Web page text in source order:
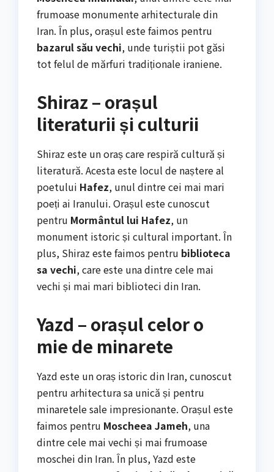
frumoase monumente arhitecturale din
Iran. În plus, orașul este faimos pentru
bazarul său vechi, unde turiștii pot găsi
tot felul de mărfuri tradiționale iraniene.
Shiraz – orașul
literaturii și culturii
Shiraz este un oraș care respiră cultură și
literatură. Acesta este locul de naștere al
poetului Hafez, unul dintre cei mai mari
poeți ai Iranului. Orașul este cunoscut
pentru Mormântul lui Hafez, un
monument istoric și cultural important. În
plus, Shiraz este faimos pentru biblioteca
sa vechi, care este una dintre cele mai
vechi și mai mari biblioteci din Iran.
Yazd – orașul celor o
mie de minarete
Yazd este un oraș istoric din Iran, cunoscut
pentru arhitectura sa unică și pentru
minaretele sale impresionante. Orașul este
faimos pentru Moscheea Jameh, una
dintre cele mai vechi și mai frumoase
moschei din Iran. În plus, Yazd este